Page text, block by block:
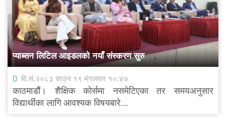
प्याब्सन लिटिल आइडलको नयाँ संस्करण सुरु
वि.सं.२०८३ साउन १९ मंगलवार १०:४७
काठमाडौं। शैक्षिक कोर्समा नसमेटिएका तर समयअनुसार
विद्यार्थीका लागि आवश्यक विषयबारे...